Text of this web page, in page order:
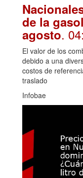
de la
agosto.
El valor de los
debido a una
costos de
traslado
Infobae